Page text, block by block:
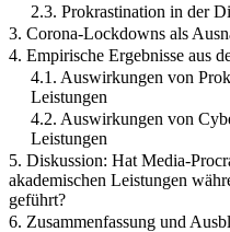
2.3. Prokrastination in der
3. Corona-Lockdowns als
4. Empirische Ergebnisse aus
4.1. Auswirkungen von
Leistungen
4.2. Auswirkungen von
Leistungen
5. Diskussion: Hat Media-
akademischen Leistungen
geführt?
6. Zusammenfassung und